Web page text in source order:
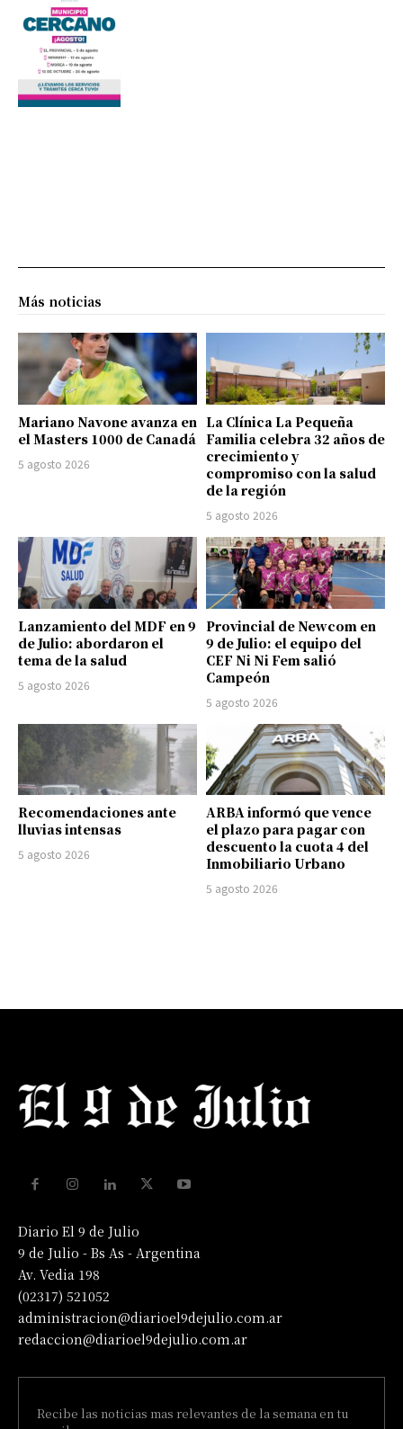
Apellidos
Número de teléfono
Más noticias
Mariano Navone avanza en
el Masters 1000 de Canadá
5 agosto 2026
La Clínica La Pequeña
Familia celebra 32 años de
crecimiento y
compromiso con la salud
de la región
5 agosto 2026
Lanzamiento del MDF en 9
de Julio: abordaron el
tema de la salud
5 agosto 2026
Provincial de Newcom en
9 de Julio: el equipo del
CEF Ni Ni Fem salió
Campeón
5 agosto 2026
Recomendaciones ante
lluvias intensas
5 agosto 2026
ARBA informó que vence
el plazo para pagar con
descuento la cuota 4 del
Inmobiliario Urbano
5 agosto 2026
Diario El 9 de Julio
9 de Julio - Bs As - Argentina
Av. Vedia 198
(02317) 521052
administracion@diarioel9dejulio.com.ar
redaccion@diarioel9dejulio.com.ar
Recibe las noticias mas relevantes de la semana en tu